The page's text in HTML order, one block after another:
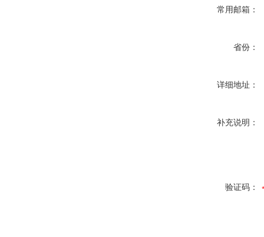
常用邮箱：
省份：
详细地址：
补充说明：
验证码：